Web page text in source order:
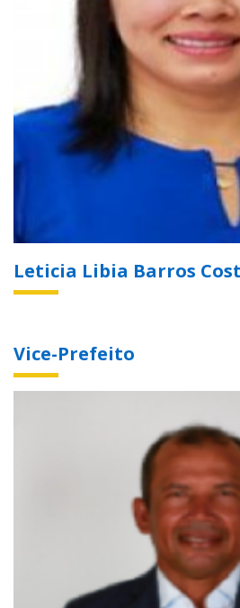
Leticia Libia Barros
Vice-Prefeito